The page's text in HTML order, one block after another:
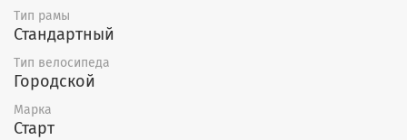
Тип рамы
Стандартный
Тип велосипеда
Городской
Марка
Старт